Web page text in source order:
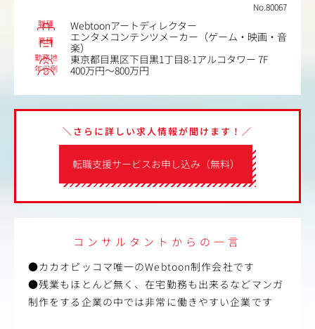
No.80067
職種 Webtoonアートディレクター
業種
エンタメコンテンツメーカー（ゲーム・映画・音
楽）
勤務地 東京都目黒区下目黒1丁目8-1アルコタワー 7F
年収例 400万円～800万円
転職支援サービスお申し込み（無料）
＼さらに詳しい求人情報が聞けます！／
コンサルタントからの一言
●カカオピッコマ唯一のWebtoon制作会社です
●残業もほとんど無く、在宅勤務も出来るなどマンガ
制作をする企業の中では非常に働きやすい企業です